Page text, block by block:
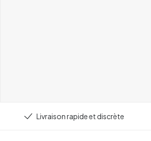
Livraison rapide et discrète